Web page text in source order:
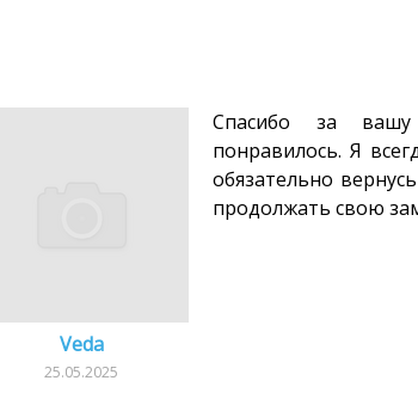
Veda
25.05.2025
Спасибо за вашу
понравилось. Я
обязательно
продолжать свою